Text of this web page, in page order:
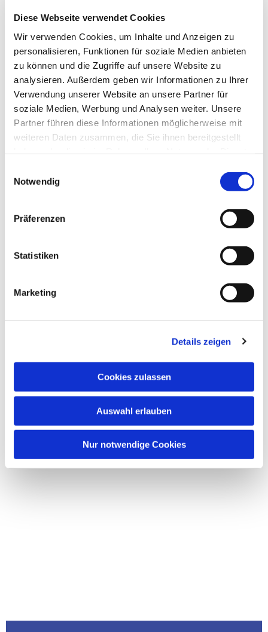
Diese Webseite verwendet Cookies
Wir verwenden Cookies, um Inhalte und Anzeigen zu
personalisieren, Funktionen für soziale Medien anbieten
zu können und die Zugriffe auf unsere Website zu
analysieren. Außerdem geben wir Informationen zu Ihrer
Verwendung unserer Website an unsere Partner für
soziale Medien, Werbung und Analysen weiter. Unsere
Partner führen diese Informationen möglicherweise mit
weiteren Daten zusammen, die Sie ihnen bereitgestellt
Notwendig
Präferenzen
Statistiken
Marketing
Details zeigen
Cookies zulassen
Auswahl erlauben
Nur notwendige Cookies